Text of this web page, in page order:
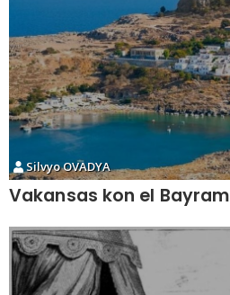
Silvyo OVADYA
Vakansas kon el Bayram